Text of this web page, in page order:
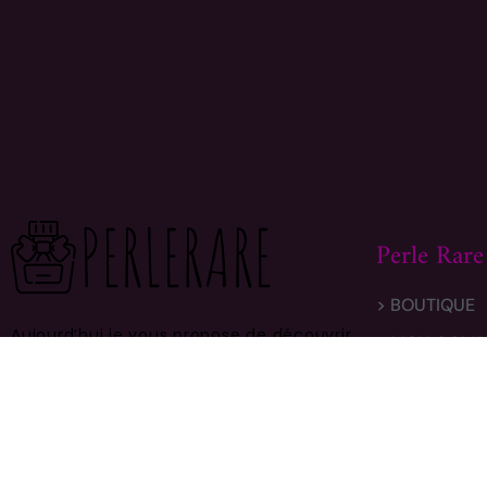
Aujourd’hui je vous propose de découvrir
Perle Rare
> BOUTIQUE
> MON